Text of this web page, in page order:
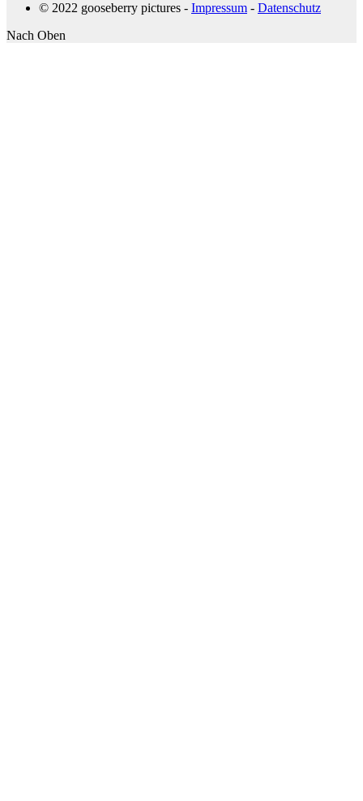
© 2022 gooseberry pictures - Impressum - Datenschutz
Nach Oben